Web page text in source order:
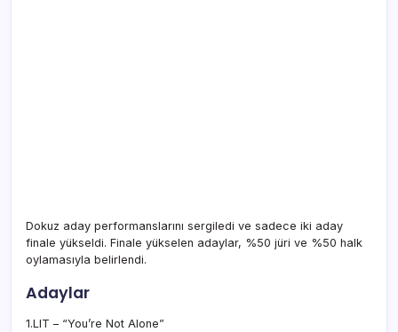
Dokuz aday performanslarını sergiledi ve sadece iki aday
finale yükseldi. Finale yükselen adaylar, %50 jüri ve %50 halk
oylamasıyla belirlendi.
Adaylar
1.LIT – “You’re Not Alone”